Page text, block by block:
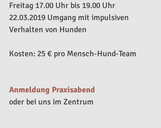
Freitag 17.00 Uhr bis 19.00 Uhr​
22.03.2019 Umgang mit impulsiven
Verhalten von Hunden
Kosten: 25 € pro Mensch-Hund-Team
Anmeldung Praxisabend
oder bei uns im Zentrum